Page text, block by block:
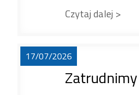
Czytaj dalej >
17/07/2026
Zatrudnimy